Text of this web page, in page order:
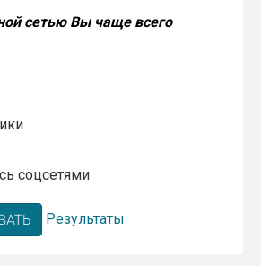
сетью Вы чаще всего
соцсетями
Результаты